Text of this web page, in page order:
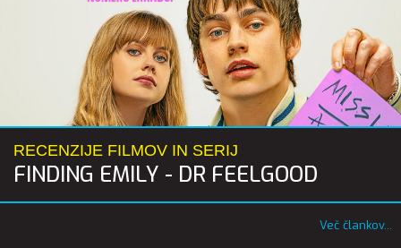
RECENZIJE FILMOV IN SERIJ
FINDING EMILY - DR FEELGOOD
Več člankov...